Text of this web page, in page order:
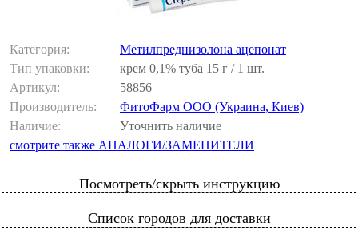
Категория:
Метилпреднизолона ацепонат
Тип упаковки:
крем 0,1% туба 15 г / 1 шт.
Артикул:
58856
Производитель:
ФитоФарм ООО (Украина, Киев)
Наличие:
Уточнить наличие
смотрите также АНАЛОГИ/ЗАМЕНИТЕЛИ
Посмотреть/скрыть инструкцию
Список городов для доставки